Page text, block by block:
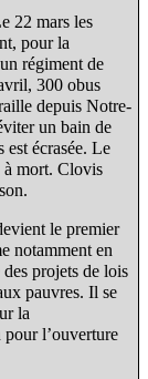
22 mars les
pour la
régiment de
300 obus
depuis Notre-
un bain de
écrasée. Le
à mort. Clovis
le premier
notamment en
projets de lois
pauvres. Il se
la
l’ouverture